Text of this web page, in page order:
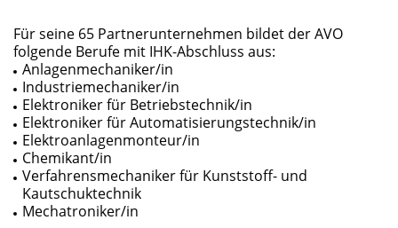
Für seine 65 Partnerunternehmen bildet der AVO
folgende Berufe mit IHK-Abschluss aus:
Anlagenmechaniker/in
Industriemechaniker/in
Elektroniker für Betriebstechnik/in
Elektroniker für Automatisierungstechnik/in
Elektroanlagenmonteur/in
Chemikant/in
Verfahrensmechaniker für Kunststoff- und
Kautschuktechnik
Mechatroniker/in